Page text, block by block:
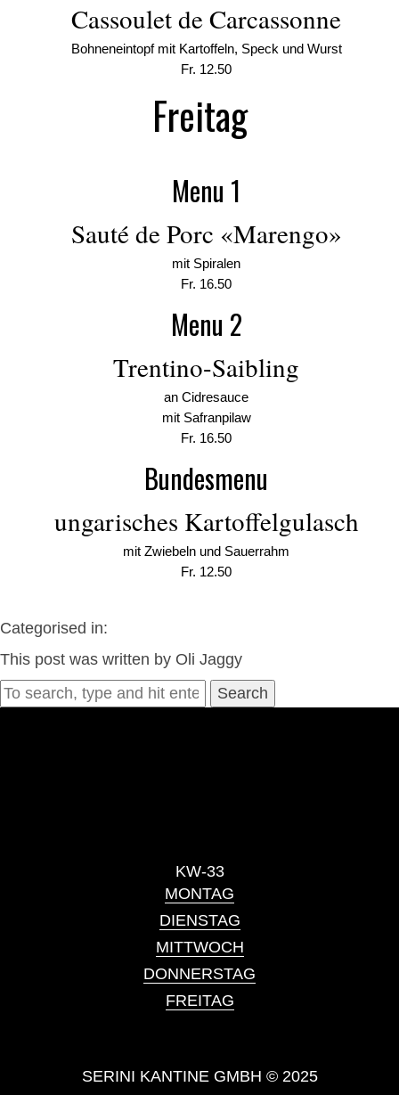
Cassoulet de Carcassonne
Bohneneintopf mit Kartoffeln, Speck und Wurst
Fr. 12.50
Freitag
Menu 1
Sauté de Porc «Marengo»
mit Spiralen
Fr. 16.50
Menu 2
Trentino-Saibling
an Cidresauce
mit Safranpilaw
Fr. 16.50
Bundesmenu
ungarisches Kartoffelgulasch
mit Zwiebeln und Sauerrahm
Fr. 12.50
Categorised in:
This post was written by Oli Jaggy
Search
KW-33
MONTAG
DIENSTAG
MITTWOCH
DONNERSTAG
FREITAG
SERINI KANTINE GMBH © 2025